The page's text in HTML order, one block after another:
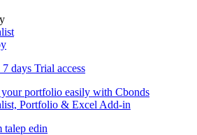
7 days Trial access
portfolio easily with Cbonds
Portfolio & Excel Add-in
talep edin